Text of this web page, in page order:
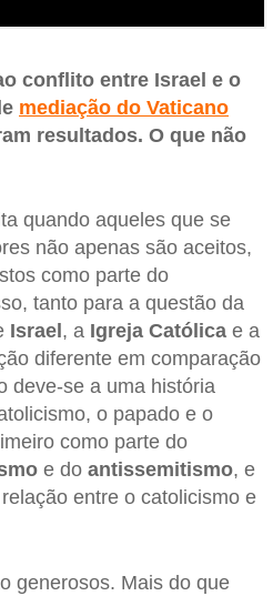
conflito entre Israel e o
mediação do Vaticano
resultados. O que não
quando aqueles que se
não apenas são aceitos,
como parte do
tanto para a questão da
Israel , a Igreja Católica e a
diferente em comparação
deve-se a uma história
o papado e o
como parte do
e do antissemitismo, e
entre o catolicismo e
generosos. Mais do que